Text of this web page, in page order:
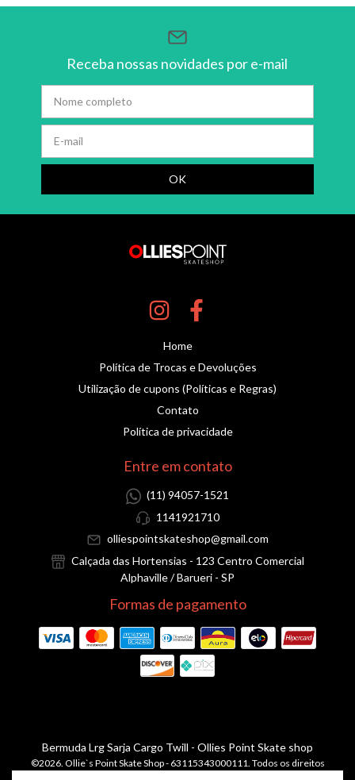
Receba nossas novidades por e-mail
Home
Política de Trocas e Devoluções
Utilização de cupons (Políticas e Regras)
Contato
Política de privacidade
Entre em contato
(11) 94057-1521
1141921710
olliespointskateshop@gmail.com
Calçada das Hortensias - 123 Centro Comercial
Alphaville / Barueri - SP
Formas de pagamento
Bermuda Lrg Sarja Cargo Twill - Ollies Point Skate shop
©2026. Ollie`s Point Skate Shop - 63115343000111. Todos os direitos